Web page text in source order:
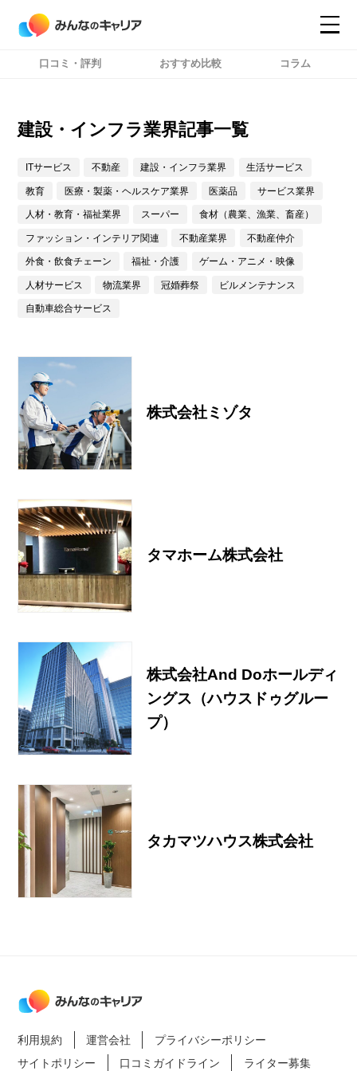
コンテンツ
コンテンツ
口コミ・評判 おすすめ比較 コラム
建設・インフラ業界記事一覧
ITサービス 不動産 建設・インフラ業界 生活サービス
教育 医療・製薬・ヘルスケア業界 医薬品 サービス業界
人材・教育・福祉業界 スーパー 食材（農業、漁業、畜産）
ファッション・インテリア関連 不動産業界 不動産仲介
外食・飲食チェーン 福祉・介護 ゲーム・アニメ・映像
人材サービス 物流業界 冠婚葬祭 ビルメンテナンス
自動車総合サービス
株式会社ミゾタ
タマホーム株式会社
株式会社And Doホールディ
ングス（ハウスドゥグルー
プ）
タカマツハウス株式会社
利用規約 運営会社
プライバシーポリシー
サイトポリシー
口コミガイドライン ライター募集